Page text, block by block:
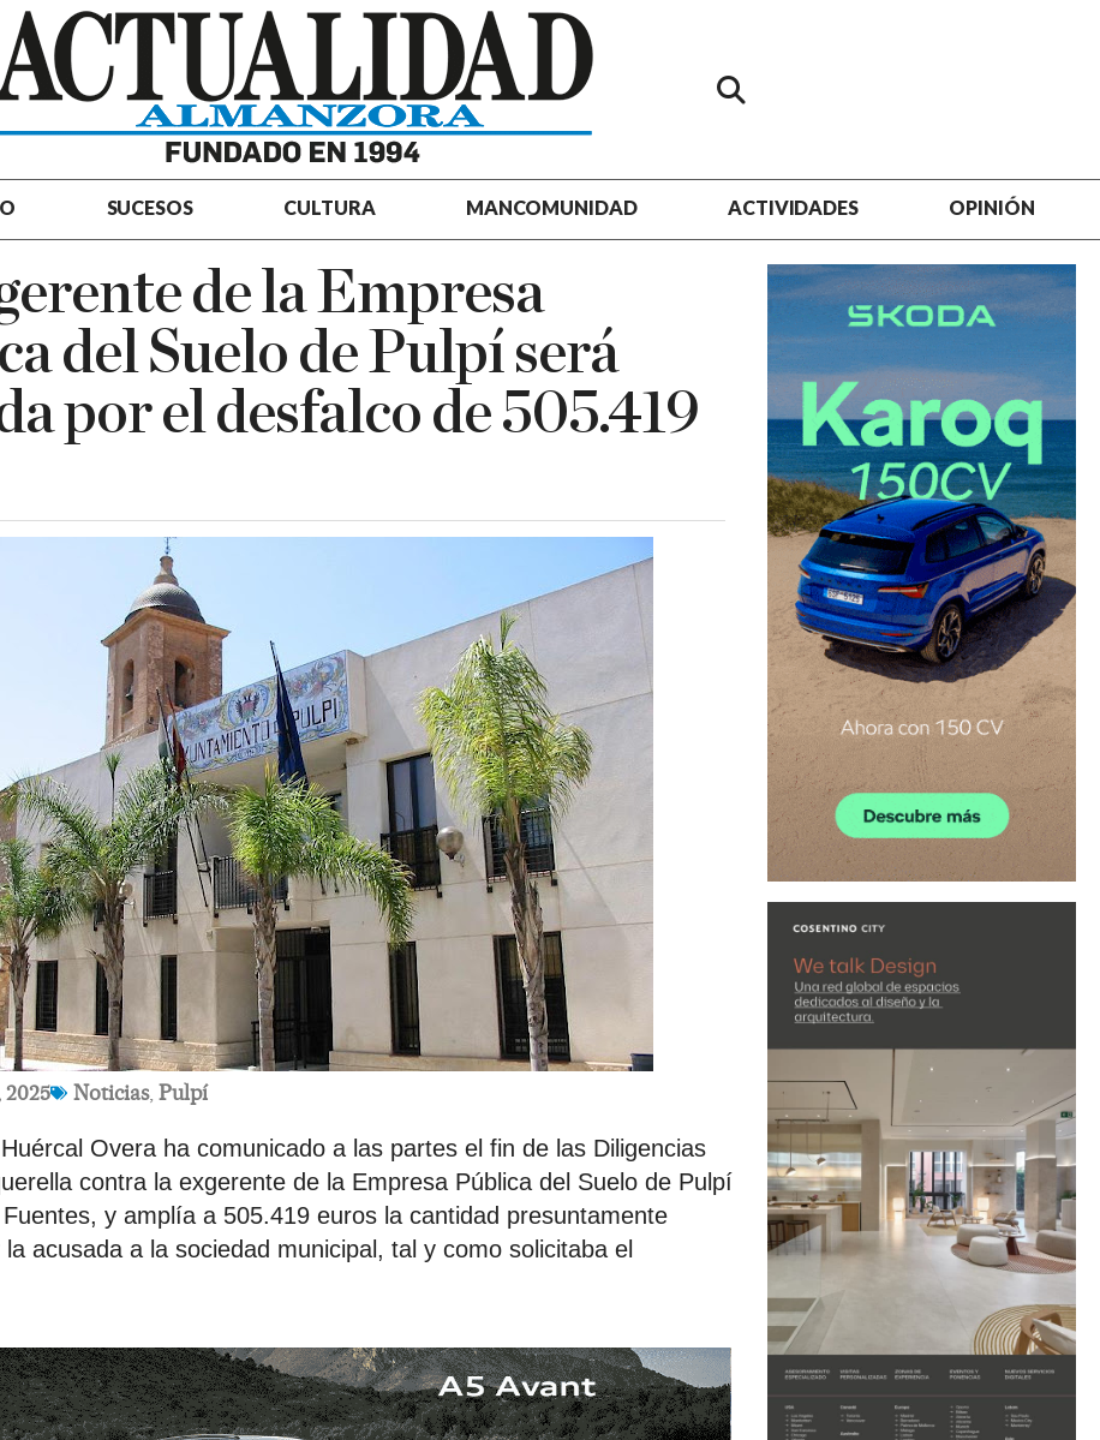
SUCESOS CULTURA MANCOMUNIDAD ACTIVIDADES OPINIÓN
de la Empresa
del Suelo de Pulpí será
por el desfalco de 505.419
2025 Noticias,Pulpí
Overa ha comunicado a las partes el fin de las Diligencias
contra la exgerente de la Empresa Pública del Suelo de Pulpí
y amplía a 505.419 euros la cantidad presuntamente
acusada a la sociedad municipal, tal y como solicitaba el